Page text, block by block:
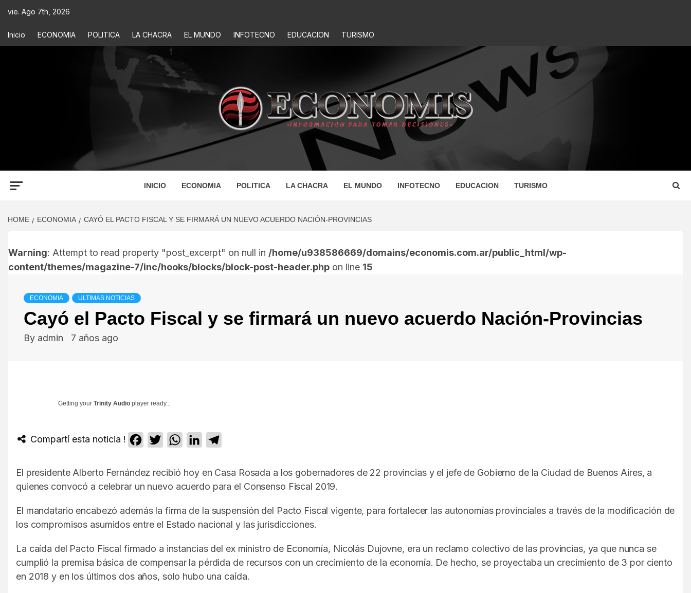
vie. Ago 7th, 2026
Inicio ECONOMIA POLITICA LA CHACRA EL MUNDO INFOTECNO EDUCACION TURISMO
ECONOMIS
INICIO ECONOMIA POLITICA LA CHACRA EL MUNDO INFOTECNO EDUCACION TURISMO
HOME ECONOMIA CAYÓ EL PACTO FISCAL Y SE FIRMARÁ UN NUEVO ACUERDO NACIÓN-PROVINCIAS
Warning: Attempt to read property "post_excerpt" on null in /home/u938586669/domains/economis.com.ar/public_html/wp-
content/themes/magazine-7/inc/hooks/blocks/block-post-header.php on line 15
ECONOMIA ULTIMAS NOTICIAS
Cayó el Pacto Fiscal y se firmará un nuevo acuerdo Nación-Provincias
By admin 7 años ago
Getting your Trinity Audio player ready...
Compartí esta noticia ! Facebook
TwitterWhatsApp
LinkedIn
El presidente Alberto Fernández recibió hoy en Casa Rosada a los gobernadores de 22 provincias y el jefe de Gobierno de la Ciudad de Buenos Aires, a
quienes convocó a celebrar un nuevo acuerdo para el Consenso Fiscal 2019.
El mandatario encabezó además la firma de la suspensión del Pacto Fiscal vigente, para fortalecer las autonomías provinciales a través de la modificación de
los compromisos asumidos entre el Estado nacional y las jurisdicciones.
La caída del Pacto Fiscal firmado a instancias del ex ministro de Economía, Nicolás Dujovne, era un reclamo colectivo de las provincias, ya que nunca se
cumplió la premisa básica de compensar la pérdida de recursos con un crecimiento de la economía. De hecho, se proyectaba un crecimiento de 3 por ciento
en 2018 y en los últimos dos años, solo hubo una caída.